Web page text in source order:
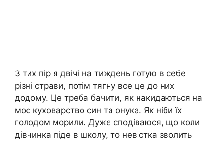
З тих пір я двічі на тиждень готую в себе
різні страви, потім тягну все це до них
додому. Це треба бачити, як накидаються на
моє куховарство син та онука. Як ніби їх
голодом морили. Дуже сподіваюся, що коли
дівчинка піде в школу, то невістка зволить